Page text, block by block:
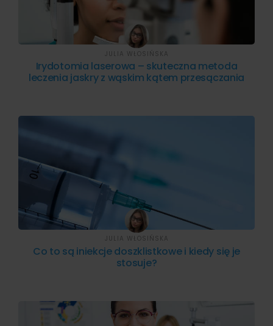
Irydotomia laserowa – skuteczna metoda
leczenia jaskry z wąskim kątem przesączania
JULIA WŁOSIŃSKA
Co to są iniekcje doszklistkowe i kiedy się je
stosuje?
JULIA WŁOSIŃSKA